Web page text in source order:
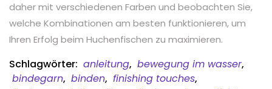
daher mit verschiedenen Farben und beobachten Sie,
welche Kombinationen am besten funktionieren, um
Ihren Erfolg beim Huchenfischen zu maximieren.
Schlagwörter: anleitung, bewegung im wasser,
bindegarn, binden, finishing touches,